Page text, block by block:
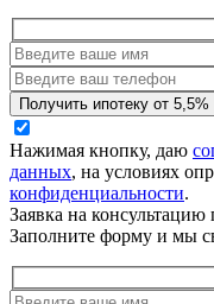
Нажимая кнопку, даю
данных, на условиях
конфиденциальности.
Заявка на консультацию
Заполните форму и мы